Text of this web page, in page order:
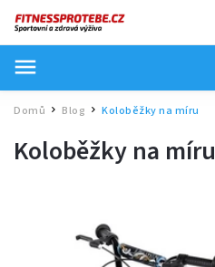
Domů / Blog / Koloběžky na míru
Koloběžky na míru